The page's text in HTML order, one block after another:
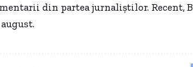
din partea jurnaliștilor. Recent,